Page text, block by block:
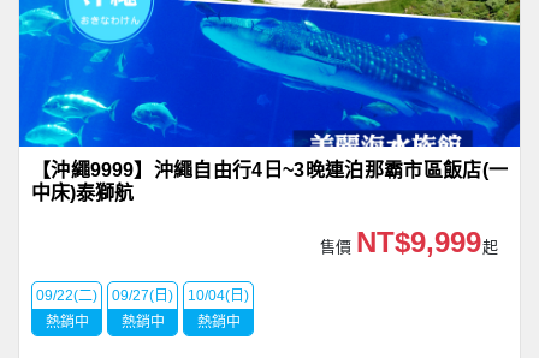
【沖繩9999】沖繩自由行4日~3晚連泊那霸市區飯店(一
中床)泰獅航
售價 NT$9,999起
09/22(二)
熱銷中
09/27(日)
熱銷中
10/04(日)
熱銷中